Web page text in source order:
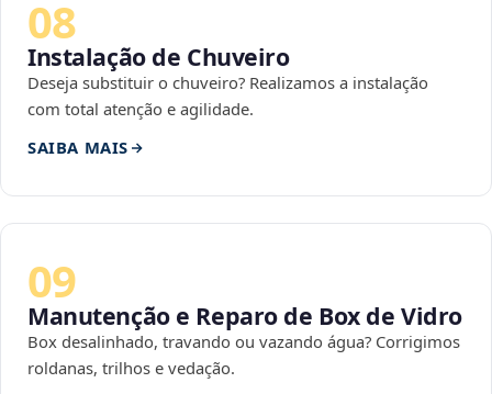
08
Instalação de Chuveiro
Deseja substituir o chuveiro? Realizamos a instalação
com total atenção e agilidade.
SAIBA MAIS
09
Manutenção e Reparo de Box de Vidro
Box desalinhado, travando ou vazando água? Corrigimos
roldanas, trilhos e vedação.